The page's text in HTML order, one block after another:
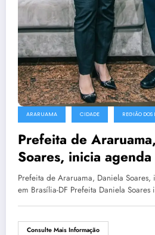
ARARUAMA CIDADE REGIÃO DOS
Prefeita de
Soares, inicia
Brasília-DF
Prefeita de Araruama, Daniela
em Brasília-DF Prefeita Daniela
Consulte Mais Informação